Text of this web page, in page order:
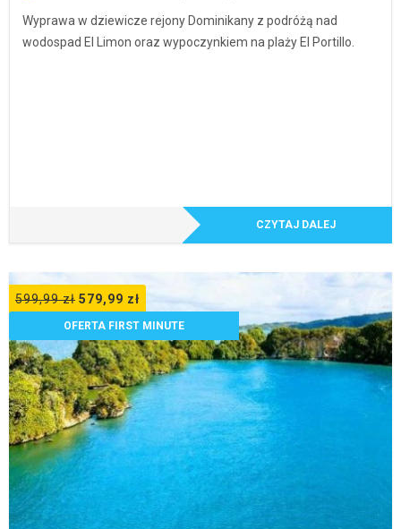
Wyprawa w dziewicze rejony Dominikany z podróżą nad
wodospad El Limon oraz wypoczynkiem na plaży El Portillo.
CZYTAJ DALEJ
599,99zł 579,99 zł
OFERTA FIRST MINUTE